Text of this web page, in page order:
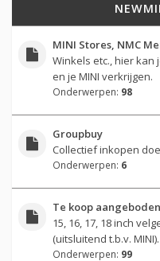
MINI Stores, NMC
Winkels etc., hier kan
en je MINI verkrijgen.
Onderwerpen: 98
Groupbuy
Collectief inkopen
Onderwerpen: 6
Te koop
15, 16, 17, 18 inch
(uitsluitend t.b.v. MINI).
Onderwerpen: 99